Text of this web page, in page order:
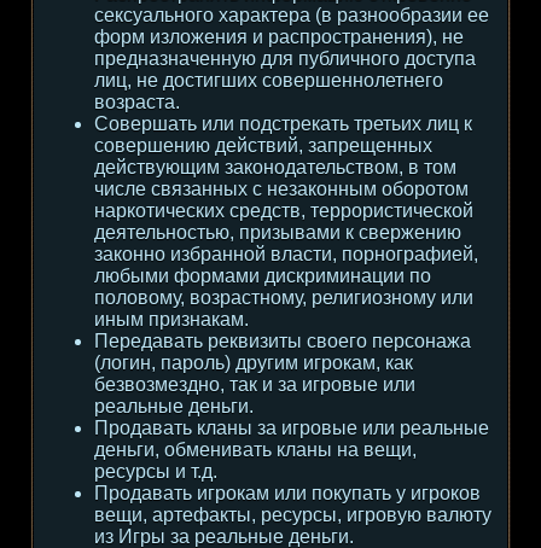
сексуального характера (в разнообразии ее
форм изложения и распространения), не
предназначенную для публичного доступа
лиц, не достигших совершеннолетнего
возраста.
Совершать или подстрекать третьих лиц к
совершению действий, запрещенных
действующим законодательством, в том
числе связанных с незаконным оборотом
наркотических средств, террористической
деятельностью, призывами к свержению
законно избранной власти, порнографией,
любыми формами дискриминации по
половому, возрастному, религиозному или
иным признакам.
Передавать реквизиты своего персонажа
(логин, пароль) другим игрокам, как
безвозмездно, так и за игровые или
реальные деньги.
Продавать кланы за игровые или реальные
деньги, обменивать кланы на вещи,
ресурсы и т.д.
Продавать игрокам или покупать у игроков
вещи, артефакты, ресурсы, игровую валюту
из Игры за реальные деньги.